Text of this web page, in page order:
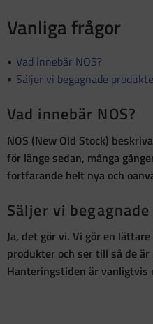
Vanliga frågor
Vad innebär NOS?
Säljer vi begagnade
Vad innebär NOS?
NOS (New Old Stock)
för länge sedan, många
fortfarande helt nya och
Säljer vi
Ja, det gör vi. Vi gör en
produkter och ser till så de
Hanteringstiden är vanligtvis